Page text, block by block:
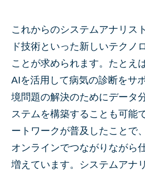
これからのシステムアナリス
ド技術といった新しいテクノ
ことが求められます。たとえ
AIを活用して病気の診断をサ
境問題の解決のためにデータ
ステムを構築することも可能
ートワークが普及したことで
オンラインでつながりながら
増えています。システムアナ